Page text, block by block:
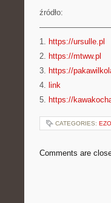
źródło:
1. https://ursulle.pl
2. https://mtww.pl
3. https://
4. link
5. https://
CATEGORIES:
Comments are